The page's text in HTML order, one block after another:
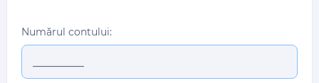
Numărul contului: